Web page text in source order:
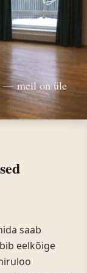
— meil on üle
saab
eelkõige